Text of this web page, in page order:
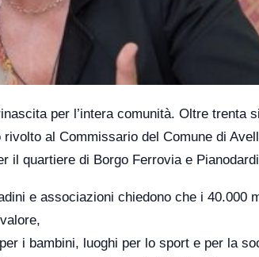
per l’intera comunità. Oltre trenta
al Commissario del Comune di
il quartiere di Borgo Ferrovia e
e associazioni chiedono che i 40.000
i bambini, luoghi per lo sport e per la